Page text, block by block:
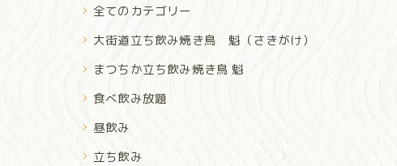
全てのカテゴリー
大街道立ち飲み焼き鳥 魁（さきがけ）
まつちか立ち飲み焼き鳥 魁
食べ飲み放題
昼飲み
立ち飲み